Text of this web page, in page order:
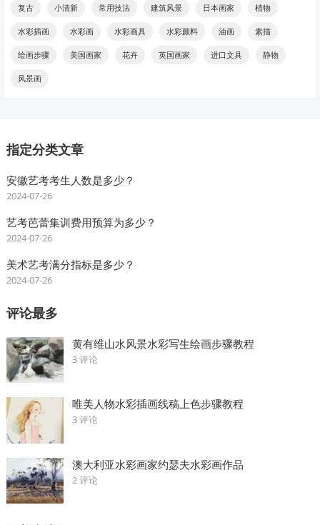
复古 小清新 常用技法 建筑风景 日本画家 植物
水彩插画 水彩画 水彩画具 水彩颜料 油画 素描
绘画步骤 美国画家 花卉 英国画家 进口文具 静物
风景画
指定分类文章
安徽艺考考生人数是多少？
2024-07-26
艺考芭蕾集训费用预算为多少？
2024-07-26
美术艺考满分指标是多少？
2024-07-26
评论最多
黄有维山水风景水彩写生绘画步骤教程
3 评论
唯美人物水彩插画线稿上色步骤教程
3 评论
澳大利亚水彩画家约瑟夫水彩画作品
2 评论